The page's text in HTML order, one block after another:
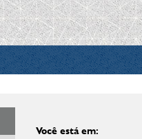
Você está em: